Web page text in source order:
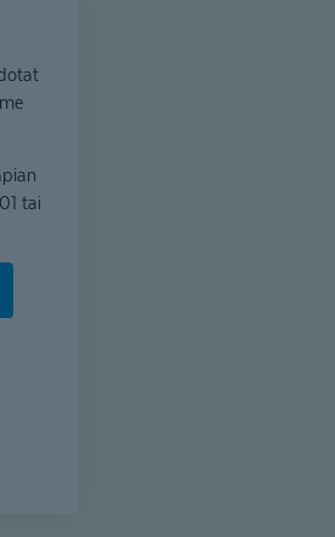
tai